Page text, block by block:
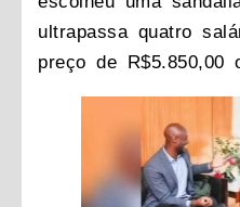
ultrapassa quatro
preço de R$5.850,00